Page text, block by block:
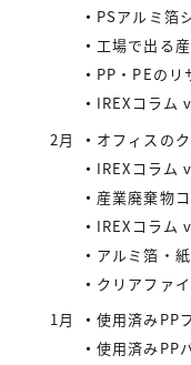
PSアルミ箔シー
工場で出る
PP・PEのリ
IREXコラム
2月
オフィスのクリアフ
IREXコラム vol.９ア
産業廃棄物コス
IREXコラム vol.８アル
アルミ箔・紙付
クリアファ
1月
使用済みPP
使用済みPPバン